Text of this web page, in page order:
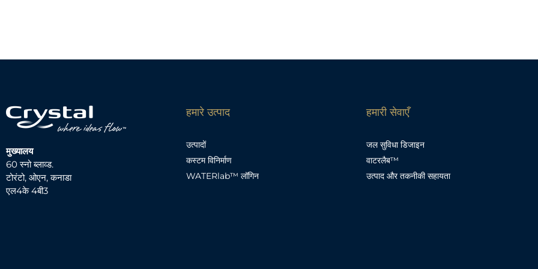
मुख्यालय
60 स्नो ब्लाव्ड.
टोरंटो, ओएन, कनाडा
एल4के 4बी3
हमारे उत्पाद
उत्पादों
कस्टम विनिर्माण
WATERlab™ लॉगिन
हमारी सेवाएँ
जल सुविधा डिजाइन
वाटरलैब™
उत्पाद और तकनीकी सहायता